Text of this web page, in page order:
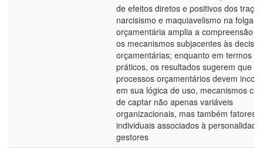
de efeitos diretos e positivos dos
narcisismo e maquiavelismo na folga
orçamentária amplia a compreensão
os mecanismos subjacentes às
orçamentárias; enquanto em termos
práticos, os resultados sugerem que os
processos orçamentários devem
em sua lógica de uso, mecanismos
de captar não apenas variáveis
organizacionais, mas também fatores
individuais associados à
gestores